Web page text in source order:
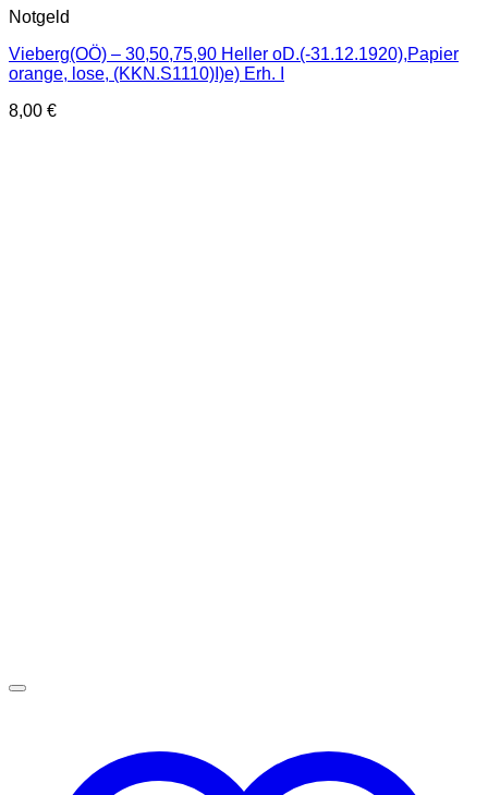
Notgeld
Vieberg(OÖ) – 30,50,75,90 Heller oD.(-31.12.1920),Papier
orange, lose, (KKN.S1110)I)e) Erh. I
8,00 €